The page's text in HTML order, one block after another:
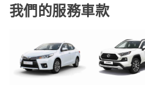
我們的服務車款